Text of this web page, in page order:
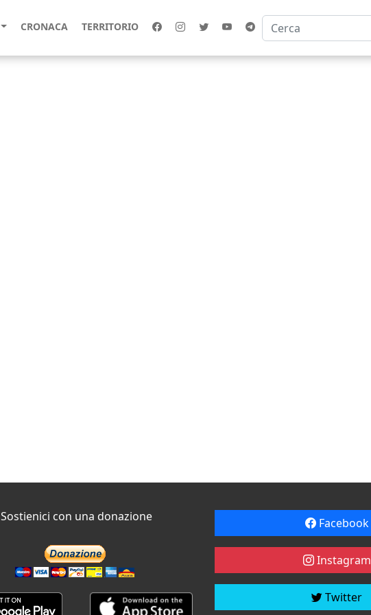
CRONACA TERRITORIO
Sostienici con una donazione Facebook
Instagram
Twitter